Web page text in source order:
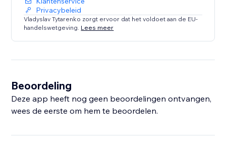
Privacybeleid
Vladyslav Tytarenko zorgt ervoor dat het voldoet aan de EU-
handelswetgeving. Lees meer
Beoordeling
Deze app heeft nog geen beoordelingen ontvangen,
wees de eerste om hem te beoordelen.